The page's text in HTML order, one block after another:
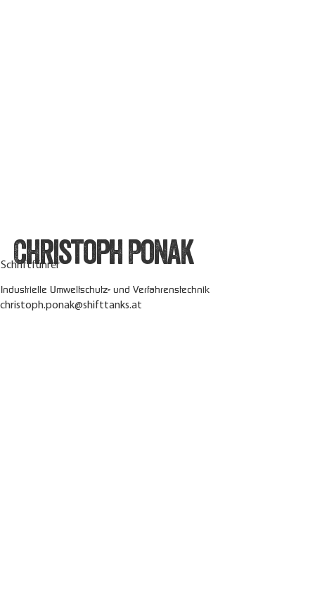
Christoph Ponak
Schriftführer
Industrielle Umweltschutz- und Verfahrenstechnik
christoph.ponak@shifttanks.at